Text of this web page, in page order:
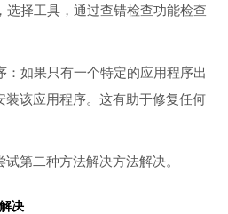
选择工具，通过查错检查功能检查
：如果只有一个特定的应用程序出
装该应用程序。这有助于修复任何
第二种方法解决方法解决。
决